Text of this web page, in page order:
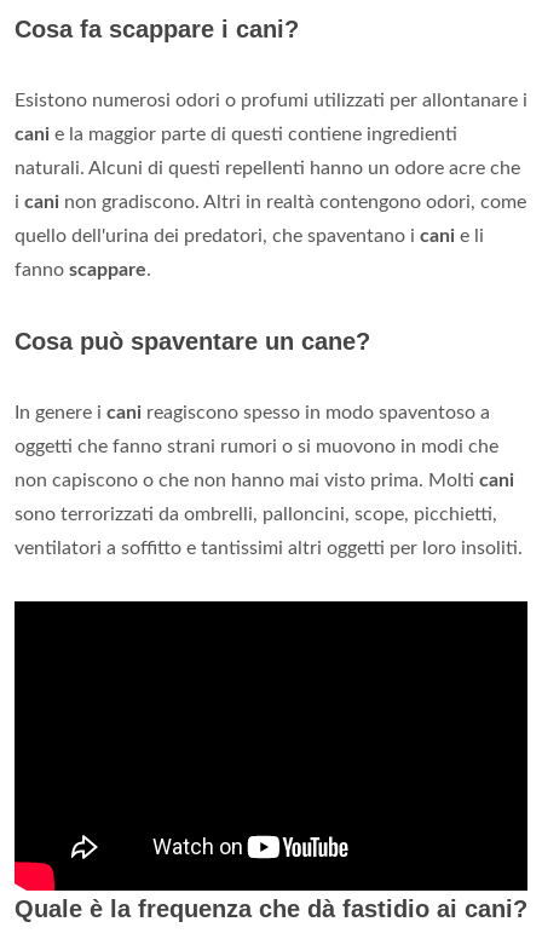
Cosa fa scappare i cani?
Esistono numerosi odori o profumi utilizzati per allontanare i
cani e la maggior parte di questi contiene ingredienti
naturali. Alcuni di questi repellenti hanno un odore acre che
i cani non gradiscono. Altri in realtà contengono odori, come
quello dell'urina dei predatori, che spaventano i cani e li
fanno scappare.
Cosa può spaventare un cane?
In genere i cani reagiscono spesso in modo spaventoso a
oggetti che fanno strani rumori o si muovono in modi che
non capiscono o che non hanno mai visto prima. Molti cani
sono terrorizzati da ombrelli, palloncini, scope, picchietti,
ventilatori a soffitto e tantissimi altri oggetti per loro insoliti.
Quale è la frequenza che dà fastidio ai cani?